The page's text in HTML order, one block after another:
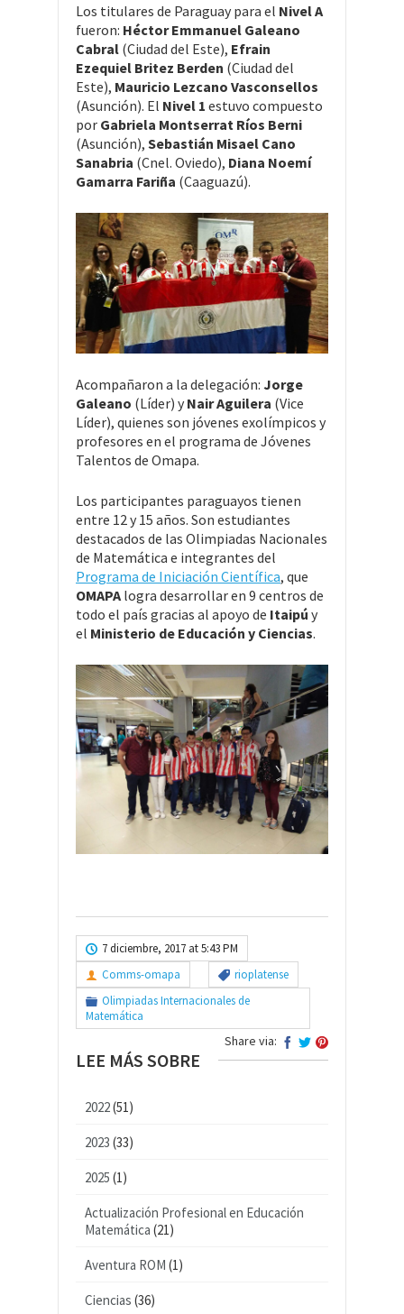
Los titulares de Paraguay para el Nivel A
fueron: Héctor Emmanuel Galeano
Cabral (Ciudad del Este), Efrain
Ezequiel Britez Berden (Ciudad del
Este), Mauricio Lezcano Vasconsellos
(Asunción). El Nivel 1 estuvo compuesto
por Gabriela Montserrat Ríos Berni
(Asunción), Sebastián Misael Cano
Sanabria (Cnel. Oviedo), Diana Noemí
Gamarra Fariña (Caaguazú).
Acompañaron a la delegación: Jorge
Galeano (Líder) y Nair Aguilera (Vice
Líder), quienes son jóvenes exolímpicos y
profesores en el programa de Jóvenes
Talentos de Omapa.
Los participantes paraguayos tienen
entre 12 y 15 años. Son estudiantes
destacados de las Olimpiadas Nacionales
de Matemática e integrantes del
Programa de Iniciación Científica, que
OMAPA logra desarrollar en 9 centros de
todo el país gracias al apoyo de Itaipú y
el Ministerio de Educación y Ciencias.
7 diciembre, 2017 at 5:43 PM
Comms-omapa
rioplatense
Olimpiadas Internacionales de
Matemática
Share via:
LEE MÁS SOBRE
2022(51)
2023 (33)
2025 (1)
Actualización Profesional en Educación
Matemática (21)
Aventura ROM (1)
Ciencias (36)